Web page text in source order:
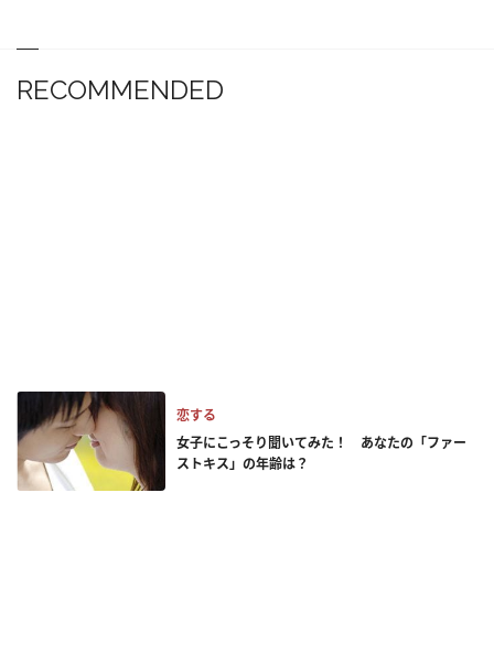
RECOMMENDED
恋する
女子にこっそり聞いてみた！ あなたの「ファー
ストキス」の年齢は？